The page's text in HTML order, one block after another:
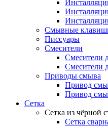
Смывные
Писсуары
Смесители
Смесители
Смесители
Приводы смыва
Привод
Привод
Сетка
Сетка из чёрной
Сетка